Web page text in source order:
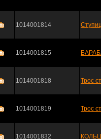
1014001814
1014001815
1014001818 Трос
1014001819 Трос
1014001832